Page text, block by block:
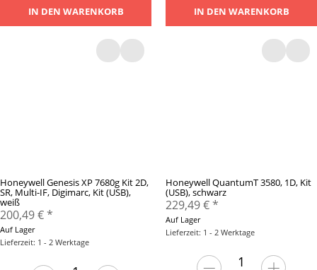
IN DEN WARENKORB IN DEN WARENKORB
Honeywell Genesis XP 7680g Kit 2D,
SR, Multi-IF, Digimarc, Kit (USB),
weiß
200,49 €*
Auf Lager
Lieferzeit: 1 - 2 Werktage
Honeywell QuantumT 3580, 1D, Kit
(USB), schwarz
229,49 €*
Auf Lager
Lieferzeit: 1 - 2 Werktage